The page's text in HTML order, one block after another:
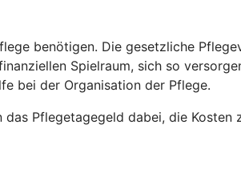
benötigen. Die gesetzliche
Spielraum, sich so
bei der Organisation der Pflege.
Pflegetagegeld dabei, die Kosten